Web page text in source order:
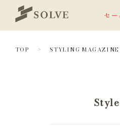
セー
TOP STYLING MAGAZINE